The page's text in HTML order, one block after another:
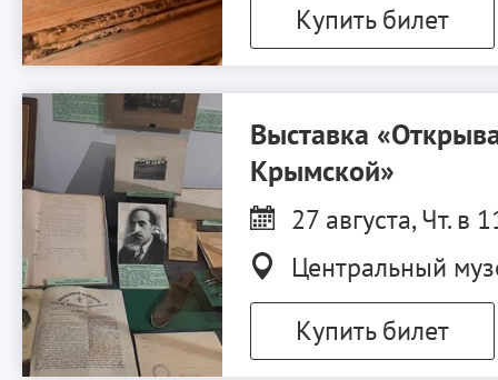
Купить билет
Выставка
Крымской»
27 августа, Чт. в
Центральный
Купить билет